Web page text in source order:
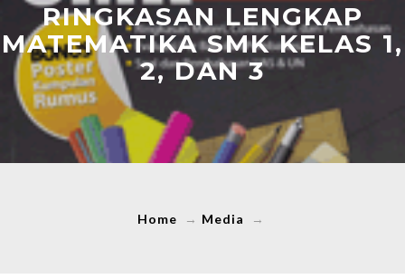
RINGKASAN LENGKAP
MATEMATIKA SMK KELAS 1,
2, DAN 3
Home → Media →